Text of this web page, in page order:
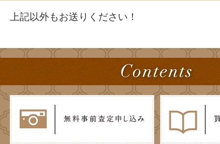
上記以外もお送りください！